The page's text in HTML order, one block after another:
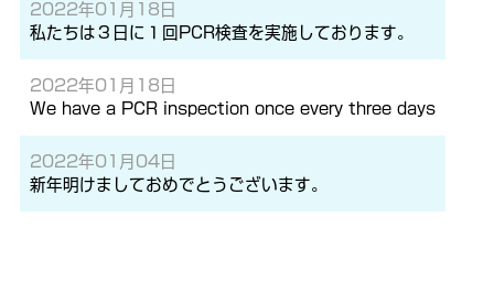
2022年01月18日
私たちは３日に１回PCR検査を実施しております。
2022年01月18日
We have a PCR inspection once every three days
2022年01月04日
新年明けましておめでとうございます。